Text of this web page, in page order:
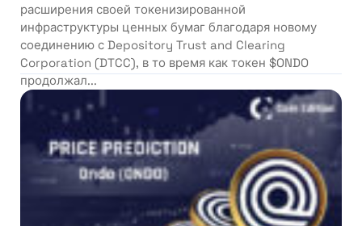
расширения своей токенизированной
инфраструктуры ценных бумаг благодаря новому
соединению с Depository Trust and Clearing
Corporation (DTCC), в то время как токен $ONDO
продолжал...